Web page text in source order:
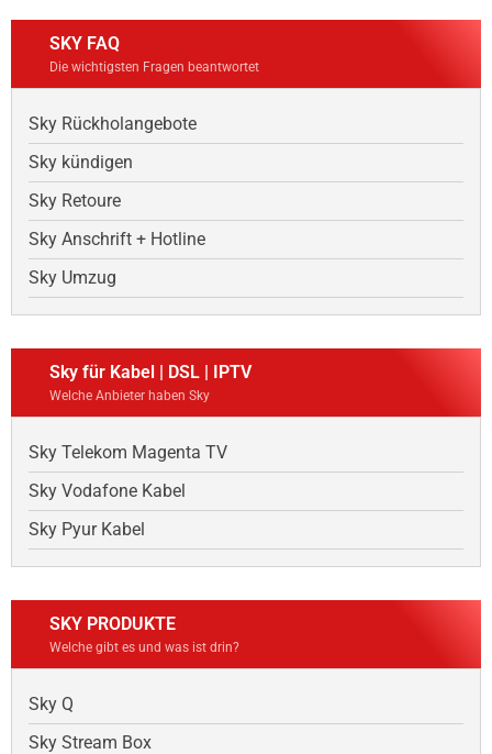
SKY FAQ
Die wichtigsten Fragen beantwortet
Sky Rückholangebote
Sky kündigen
Sky Retoure
Sky Anschrift + Hotline
Sky Umzug
Sky für Kabel | DSL | IPTV
Welche Anbieter haben Sky
Sky Telekom Magenta TV
Sky Vodafone Kabel
Sky Pyur Kabel
SKY PRODUKTE
Welche gibt es und was ist drin?
Sky Q
Sky Stream Box